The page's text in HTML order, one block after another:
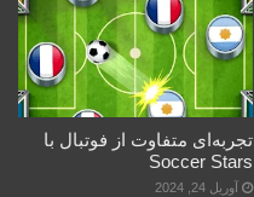
تجربه‌ای متفاوت از فوتبال با
Soccer Stars
آوریل 24, 2024